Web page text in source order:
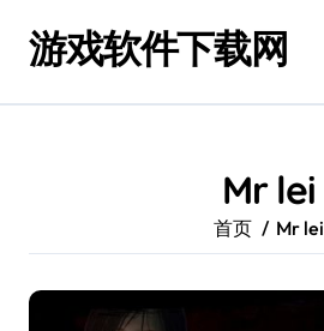
游戏软件下载网
Mr lei
首页 Mr lei